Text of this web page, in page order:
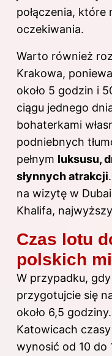
połączenia,
oczekiwania.
Warto również
Krakowa,
około 5 godzin i
ciągu jednego
bohaterkami
podniebnych
pełnym luksusu,
słynnych atrakcji
na wizytę w
Khalifa,
Czas lotu
polskich
W przypadku,
przygotujcie się
około 6,5
Katowicach
wynosić od 10 do